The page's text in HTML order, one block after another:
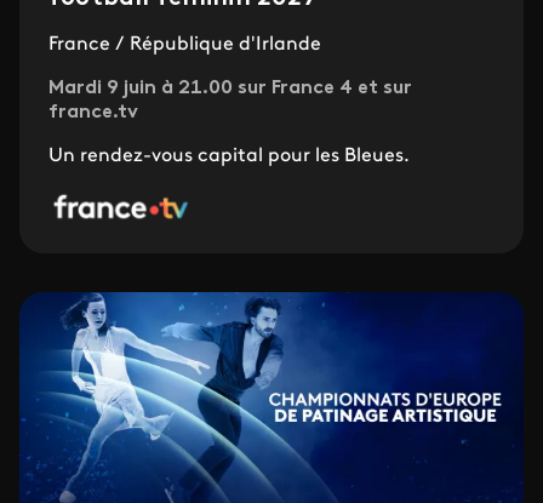
France / République d'Irlande
Mardi 9 juin à 21.00 sur France 4 et sur
france.tv
Un rendez-vous capital pour les Bleues.